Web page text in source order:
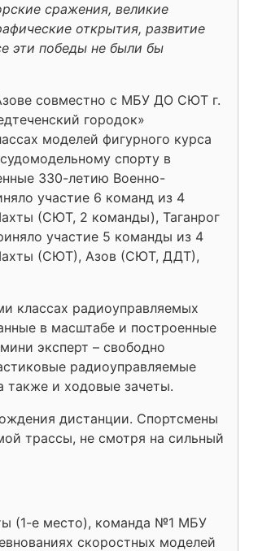
сражения, великие
открытия, развитие
эти победы не были бы
совместно с МБУ ДО СЮТ г.
городок»
моделей фигурного курса
спорту в
330-летию Военно-
участие 6 команд из 4
(СЮТ, 2 команды), Таганрог
участие 5 команды из 4
(СЮТ), Азов (СЮТ, ДДТ),
классах радиоуправляемых
в масштабе и построенные
эксперт – свободно
радиоуправляемые
также и ходовые зачеты.
дистанции. Спортсмены
трассы, не смотря на сильный
(1-е место), команда №1 МБУ
скоростных моделей